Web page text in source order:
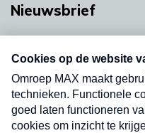
Nieuwsbrief
nieuwsbrief. Elke
uw mailbox.